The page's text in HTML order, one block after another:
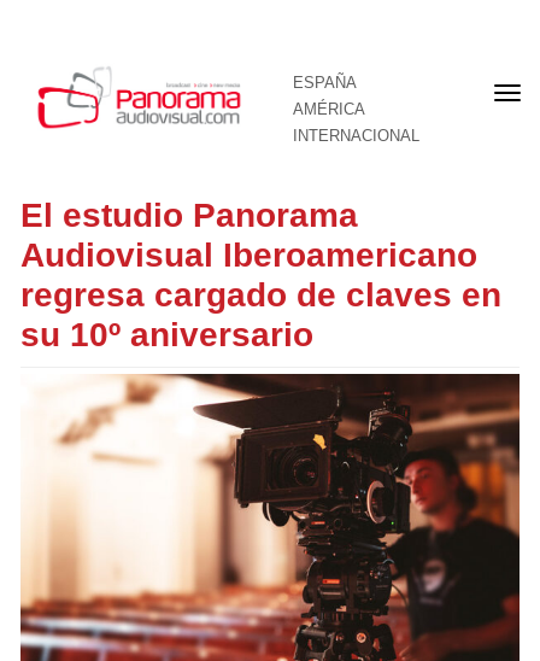
ESPAÑA
AMÉRICA
INTERNACIONAL
El estudio Panorama
Audiovisual Iberoamericano
regresa cargado de claves en
su 10º aniversario